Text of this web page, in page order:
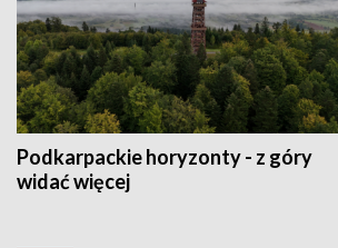
Podkarpackie horyzonty - z góry
widać więcej